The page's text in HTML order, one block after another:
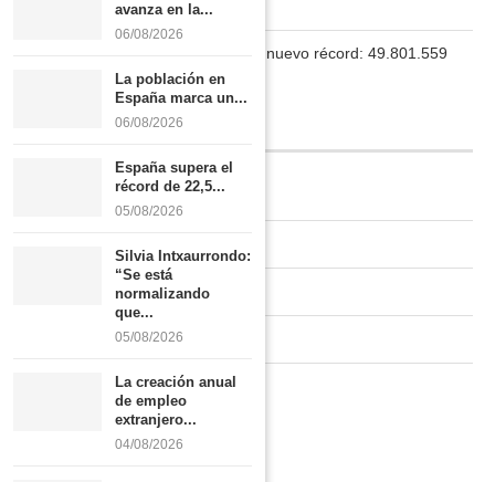
La población en España marca un nuevo récord: 49.801.559
INFORMACIÓN
Quiénes somos
Publicidad tarifas
Política de privacidad
avanza en la...
06/08/2026
La población en
España marca un...
06/08/2026
España supera el
récord de 22,5...
05/08/2026
Silvia Intxaurrondo:
“Se está
normalizando
que...
05/08/2026
La creación anual
de empleo
extranjero...
04/08/2026